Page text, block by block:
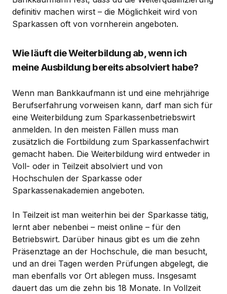
definitiv machen wirst – die Möglichkeit wird von
Sparkassen oft von vornherein angeboten.
Wie läuft die Weiterbildung ab, wenn ich
meine Ausbildung bereits absolviert habe?
Wenn man Bankkaufmann ist und eine mehrjährige
Berufserfahrung vorweisen kann, darf man sich für
eine Weiterbildung zum Sparkassenbetriebswirt
anmelden. In den meisten Fällen muss man
zusätzlich die Fortbildung zum Sparkassenfachwirt
gemacht haben. Die Weiterbildung wird entweder in
Voll- oder in Teilzeit absolviert und von
Hochschulen der Sparkasse oder
Sparkassenakademien angeboten.
In Teilzeit ist man weiterhin bei der Sparkasse tätig,
lernt aber nebenbei – meist online – für den
Betriebswirt. Darüber hinaus gibt es um die zehn
Präsenztage an der Hochschule, die man besucht,
und an drei Tagen werden Prüfungen abgelegt, die
man ebenfalls vor Ort ablegen muss. Insgesamt
dauert das um die zehn bis 18 Monate. In Vollzeit